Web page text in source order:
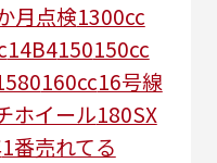
月点検1300cc
14B4150150cc
160cc16号線
ホイール180SX
1番売れてる